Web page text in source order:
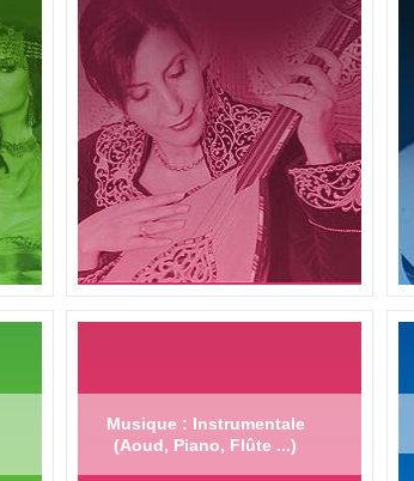
Musique : Instrumentale
(Aoud, Piano, Flûte ...)